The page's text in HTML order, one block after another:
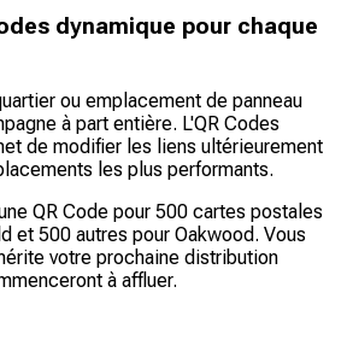
dynamique pour chaque
ou emplacement de panneau
à part entière. L'QR Codes
de modifier les liens ultérieurement
les plus performants.
QR Code pour 500 cartes postales
et 500 autres pour Oakwood. Vous
votre prochaine distribution
à affluer.